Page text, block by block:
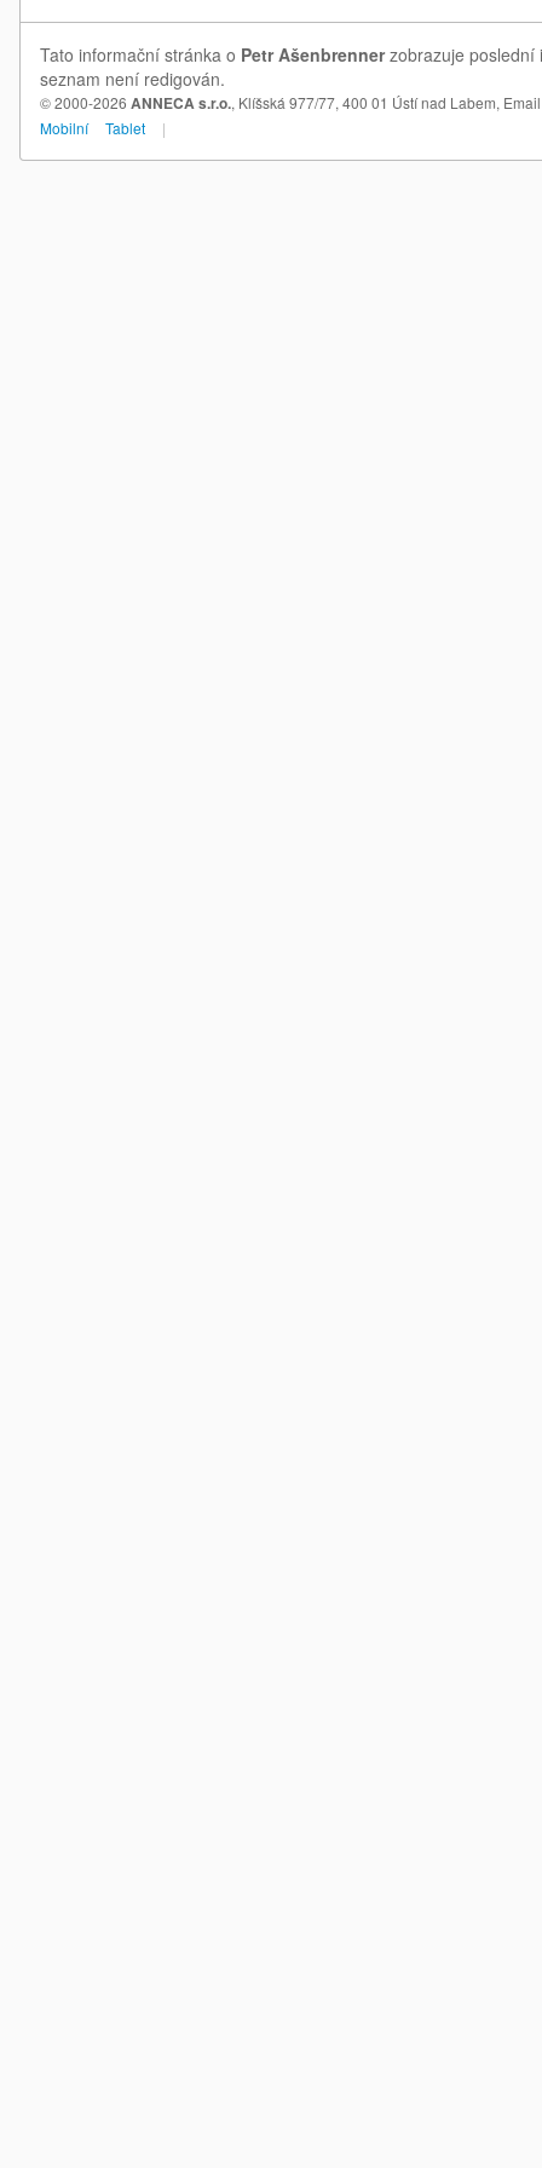
Tato informační stránka o Petr Ašenbrennerzobrazuje poslední
seznam není redigován.
© 2000-2026 ANNECA s.r.o., Klíšská 977/77, 400 01 Ústí nad Labem,
Mobilní
Tablet |